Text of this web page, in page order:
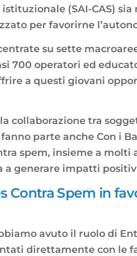
(SAI-CAS)
per favorirne
su sette
700 operatori ed
a questi giovani
collaborazione tra
parte anche Con i
spem, insieme a
a generare impatti
Contra Spem in
avuto il ruolo di
direttamente con le